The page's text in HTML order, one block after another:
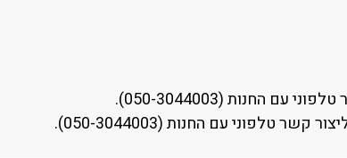
(050-3044003).
עם החנות (050-3044003).